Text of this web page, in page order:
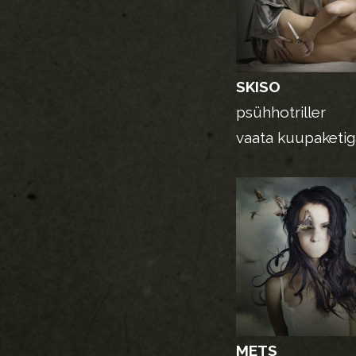
SKISO
psühhotriller
vaata
METS